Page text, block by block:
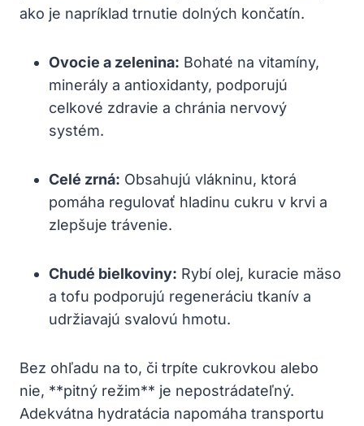
ako je napríklad trnutie dolných končatín.
Ovocie a zelenina: Bohaté na vitamíny,
minerály a antioxidanty, podporujú
celkové zdravie a chránia nervový
systém.
Celé zrná: Obsahujú vlákninu, ktorá
pomáha regulovať hladinu cukru v krvi a
zlepšuje trávenie.
Chudé bielkoviny: Rybí olej, kuracie mäso
a tofu podporujú regeneráciu tkanív a
udržiavajú svalovú hmotu.
Bez ohľadu na to, či trpíte cukrovkou alebo
nie, **pitný režim** je nepostrádateľný.
Adekvátna hydratácia napomáha transportu